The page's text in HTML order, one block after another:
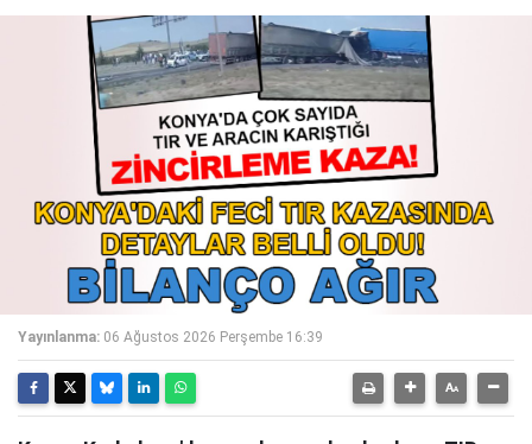
Yayınlanma: 06 Ağustos 2026 Perşembe 16:39